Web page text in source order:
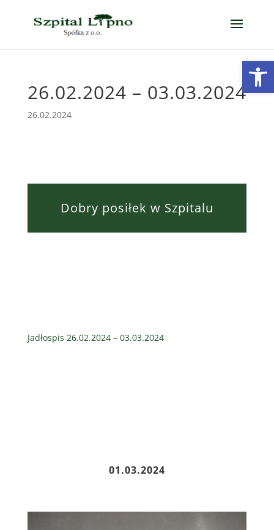
26.02.2024 – 03.03.2024
26.02.2024
Dobry posiłek w Szpitalu
Jadłospis 26.02.2024 – 03.03.2024
01.03.2024